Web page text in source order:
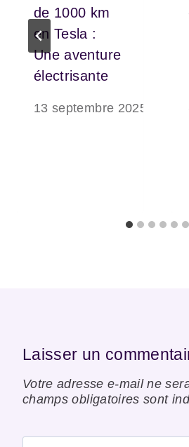
de 1000 km
en Tesla :
Une aventure
électrisante
13 septembre 2025
Laisser un
Votre adresse e-mail ne
champs obligatoires sont